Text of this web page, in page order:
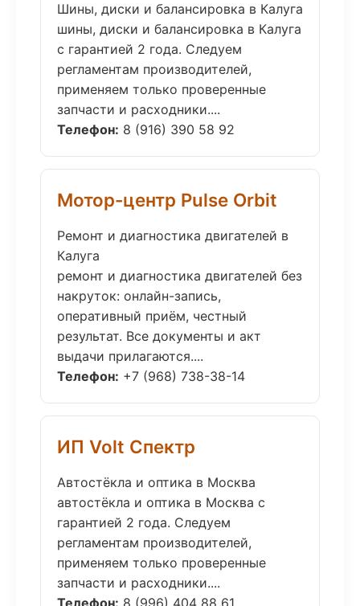
Шины, диски и балансировка в Калуга
шины, диски и балансировка в Калуга
с гарантией 2 года. Следуем
регламентам производителей,
применяем только проверенные
запчасти и расходники....
Телефон: 8 (916) 390 58 92
Мотор-центр Pulse Orbit
Ремонт и диагностика двигателей в
Калуга
ремонт и диагностика двигателей без
накруток: онлайн-запись,
оперативный приём, честный
результат. Все документы и акт
выдачи прилагаются....
Телефон: +7 (968) 738-38-14
ИП Volt Спектр
Автостёкла и оптика в Москва
автостёкла и оптика в Москва с
гарантией 2 года. Следуем
регламентам производителей,
применяем только проверенные
запчасти и расходники....
Телефон: 8 (996) 404 88 61